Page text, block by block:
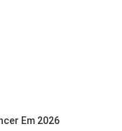
Em 2026